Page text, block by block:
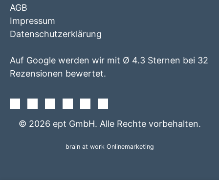
AGB
Impressum
Datenschutzerklärung
Auf Google werden wir mit Ø 4.3 Sternen bei 32
Rezensionen bewertet.
© 2026 ept GmbH. Alle Rechte vorbehalten.
brain at work Onlinemarketing